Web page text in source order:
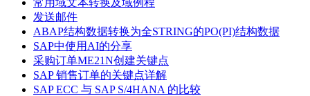
发送邮件
ABAP结构数据转换为全STRING的PO(PI)结构数据
SAP中使用AI的分享
采购订单ME21N创建关键点
SAP 销售订单的关键点详解
SAP ECC 与 SAP S/4HANA 的比较